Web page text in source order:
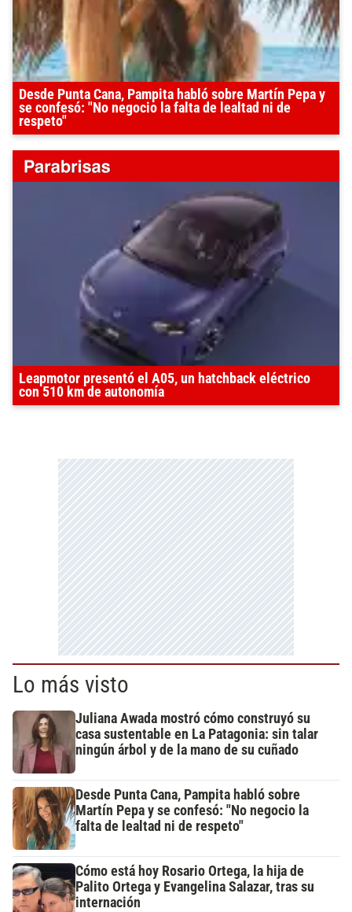
Desde Punta Cana, Pampita habló sobre Martín Pepa y
se confesó: "No negocio la falta de lealtad ni de
respeto"
Leapmotor presentó el A05, un hatchback eléctrico
con 510 km de autonomía
Lo más visto
Juliana Awada mostró cómo construyó su
casa sustentable en La Patagonia: sin talar
ningún árbol y de la mano de su cuñado
Desde Punta Cana, Pampita habló sobre
Martín Pepa y se confesó: "No negocio la
falta de lealtad ni de respeto"
Cómo está hoy Rosario Ortega, la hija de
Palito Ortega y Evangelina Salazar, tras su
internación